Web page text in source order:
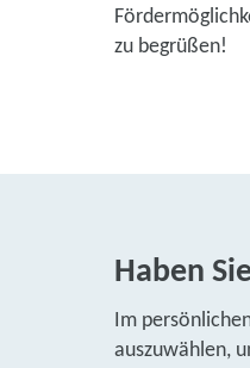
zu begrüßen!
Haben
Im
auszuwählen,